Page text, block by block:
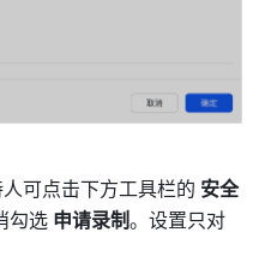
可点击下方工具栏的
安全
勾选 申请录制。设置只对